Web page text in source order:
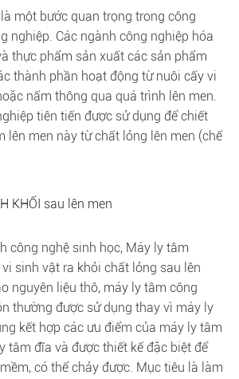
một bước quan trọng trong công
nghiệp. Các ngành công nghiệp hóa
thực phẩm sản xuất các sản phẩm
thành phần hoạt động từ nuôi cấy vi
nấm thông qua quá trình lên men.
tiên tiến được sử dụng để chiết
lên men này từ chất lỏng lên men (chế
KHỐI sau lên men
công nghệ sinh học, Máy ly tâm
sinh vật ra khỏi chất lỏng sau lên
nguyên liệu thô, máy ly tâm công
thường được sử dụng thay vì máy ly
kết hợp các ưu điểm của máy ly tâm
tâm đĩa và được thiết kế đặc biệt để
có thể chảy được. Mục tiêu là làm